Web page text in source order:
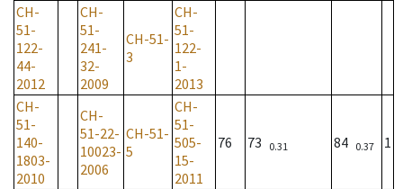
CH-
51-
122-
44-
2012
CH-
51-
241-
32-
2009
CH-51-
3
CH-
51-
122-
1-
2013
CH-
51-
140-
1803-
2010
CH-
51-22-
10023-
2006
CH-51-
5
CH-
51-
505-
15-
2011
76 73 0.31 84 0.37 1